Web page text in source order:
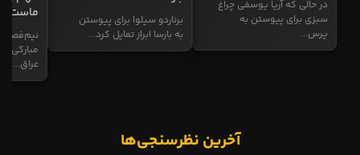
در حالی که آریا یوسفی چراغ
سبزی برای پیوستن به
پرس...
برناردو سیلوا برای پیوستن
به بارسا ابراز تمایل کرد...
ماست
نیم‌فصل
مبارکی
عراق...
آخرین نظرسنجی‌ها